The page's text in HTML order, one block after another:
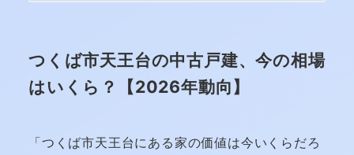
つくば市天王台の中古戸建、今の相場
はいくら？【2026年動向】
「つくば市天王台にある家の価値は今いくらだろ